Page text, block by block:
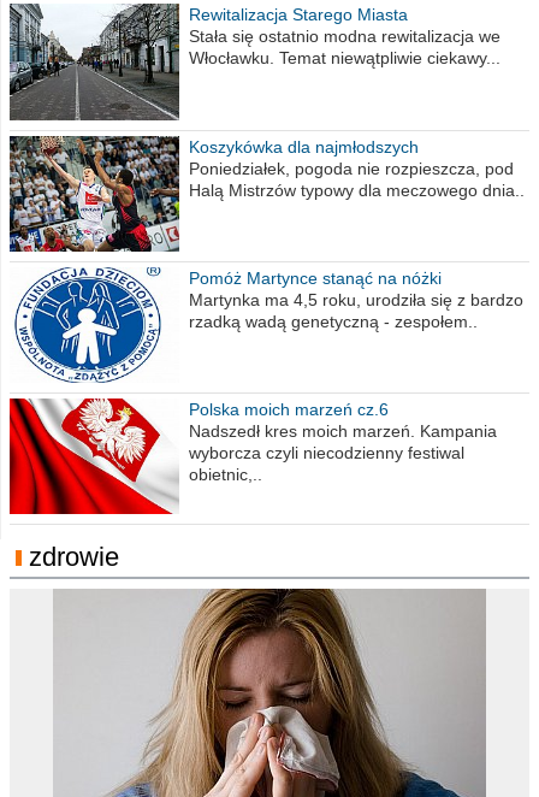
Rewitalizacja Starego Miasta
Stała się ostatnio modna rewitalizacja we
Włocławku. Temat niewątpliwie ciekawy...
Koszykówka dla najmłodszych
Poniedziałek, pogoda nie rozpieszcza, pod
Halą Mistrzów typowy dla meczowego dnia..
Pomóż Martynce stanąć na nóżki
Martynka ma 4,5 roku, urodziła się z bardzo
rzadką wadą genetyczną - zespołem..
Polska moich marzeń cz.6
Nadszedł kres moich marzeń. Kampania
wyborcza czyli niecodzienny festiwal
obietnic,..
zdrowie